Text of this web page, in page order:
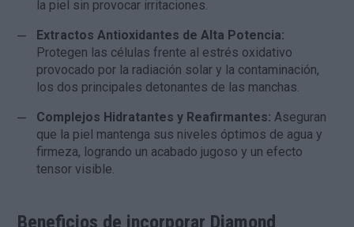
la piel sin provocar irritaciones.
Extractos Antioxidantes de Alta Potencia:
Protegen las células frente al estrés oxidativo
provocado por la radiación solar y la contaminación,
los dos principales detonantes de las manchas.
Complejos Hidratantes y Reafirmantes: Aseguran
que la piel mantenga sus niveles óptimos de agua y
firmeza, logrando un acabado jugoso y un efecto
tensor visible.
Beneficios de incorporar Diamond